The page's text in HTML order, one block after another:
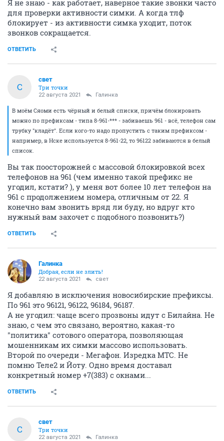
Я не знаю - как работает, наверное такие звонки часто
для проверки активности симки. А когда тлф
блокирует - из активности симка уходит, поток
звонков сокращается.
ОТВЕТИТЬ
С
свет
Три точки
22 августа 2021 Галинка
В моём Сяоми есть чёрный и белый списки, причём блокировать
можно по префиксам - типа 8-961-*** - забиваешь 961 - всё, телефон сам
трубку "кладёт". Если кого-то надо пропустить с таким префиксом -
например, в Нске используется 8-961-22, то 96122 забиваются в белый
список.
Вы так поосторожней с массовой блокировкой всех
телефонов на 961 (чем именно такой префикс не
угодил, кстати? ), у меня вот более 10 лет телефон на
961 с продолжением номера, отличным от 22. Я
конечно вам звонить вряд ли буду, но вдруг кто
нужный вам захочет с подобного позвонить?)
ОТВЕТИТЬ
Галинка
Добрая, если не злить!
22 августа 2021 свет
Я добавляю в исключения новосибирские префиксы.
По 961 это 96121, 96122, 96184, 96187.
А не угодил: чаще всего прозвоны идут с Билайна. Не
знаю, с чем это связано, вероятно, какая-то
"политика" сотового оператора, позволяющая
мошенникам их симки массово использовать.
Второй по очереди - Мегафон. Изредка МТС. Не
помню Теле2 и Йоту. Одно время доставал
конкретный номер +7(383) с окнами...
ОТВЕТИТЬ
С
свет
Три точки
22 августа 2021 Галинка